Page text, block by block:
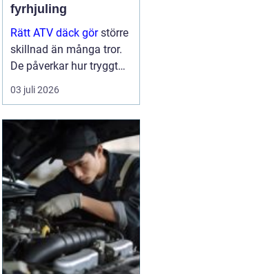
fyrhjuling
Rätt ATV däck görstörre
skillnad än många tror.
De påverkar hur tryggt
fyrhjulingen beter sig på
väg, hur effektivt den tar
och hur marken under
hjulen mår efteråt. Med
ge...
03 juli 2026